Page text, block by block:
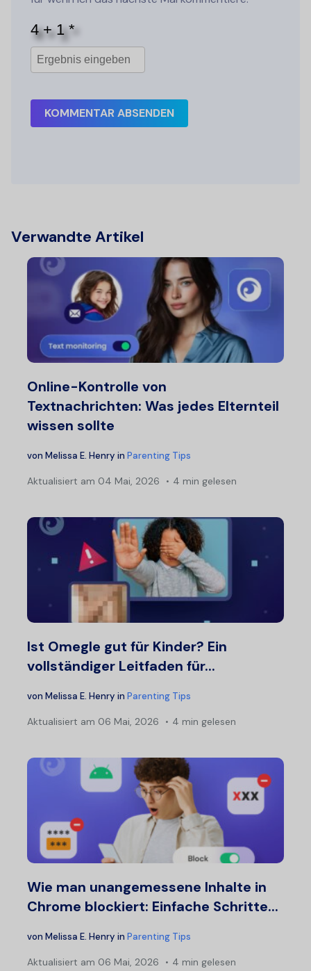
KOMMENTAR ABSENDEN
Verwandte Artikel
Online-Kontrolle von
Textnachrichten: Was jedes Elternteil
wissen sollte
von Melissa E. Henry in Parenting Tips
Aktualisiert am 04 Mai, 2026 4 min gelesen
Ist Omegle gut für Kinder? Ein
vollständiger Leitfaden für...
von Melissa E. Henry in Parenting Tips
Aktualisiert am 06 Mai, 2026 4 min gelesen
Wie man unangemessene Inhalte in
Chrome blockiert: Einfache Schritte...
von Melissa E. Henry in Parenting Tips
Aktualisiert am 06 Mai, 2026 4 min gelesen